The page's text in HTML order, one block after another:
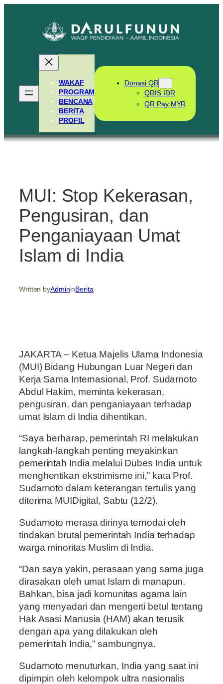
WAKAF
PROGRAM
BENCANA
BERITA
PROFIL
Donasi QR
QRIS IDR
QR Pay MYR
MUI: Stop Kekerasan,
Pengusiran, dan
Penganiayaan Umat
Islam di India
Written byAdmininBerita
JAKARTA – Ketua Majelis Ulama Indonesia
(MUI) Bidang Hubungan Luar Negeri dan
Kerja Sama Internasional, Prof. Sudarnoto
Abdul Hakim, meminta kekerasan,
pengusiran, dan penganiayaan terhadap
umat Islam di India dihentikan.
“Saya berharap, pemerintah RI melakukan
langkah-langkah penting meyakinkan
pemerintah India melalui Dubes India untuk
menghentikan ekstrimisme ini,” kata Prof.
Sudarnoto dalam keterangan tertulis yang
diterima MUIDigital, Sabtu (12/2).
Sudarnoto merasa dirinya ternodai oleh
tindakan brutal pemerintah India terhadap
warga minoritas Muslim di India.
“Dan saya yakin, perasaan yang sama juga
dirasakan oleh umat Islam di manapun.
Bahkan, bisa jadi komunitas agama lain
yang menyadari dan mengerti betul tentang
Hak Asasi Manusia (HAM) akan terusik
dengan apa yang dilakukan oleh
pemerintah India,” sambungnya.
Sudarnoto menuturkan, India yang saat ini
dipimpin oleh kelompok ultra nasionalis